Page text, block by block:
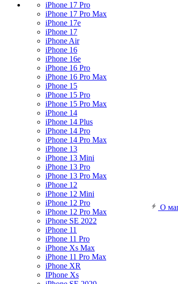
iPhone 17 Pro
iPhone 17 Pro Max
iPhone 17e
iPhone 17
iPhone Air
iPhone 16
iPhone 16e
iPhone 16 Pro
iPhone 16 Pro Max
iPhone 15
iPhone 15 Pro
iPhone 15 Pro Max
iPhone 14
iPhone 14 Plus
iPhone 14 Pro
iPhone 14 Pro Max
iPhone 13
iPhone 13 Mini
iPhone 13 Pro
iPhone 13 Pro Max
iPhone 12
iPhone 12 Mini
iPhone 12 Pro
iPhone 12 Pro Max
iPhone SE 2022
iPhone 11
iPhone 11 Pro
iPhone Xs Max
iPhone 11 Pro Max
iPhone XR
IPhone Xs
О